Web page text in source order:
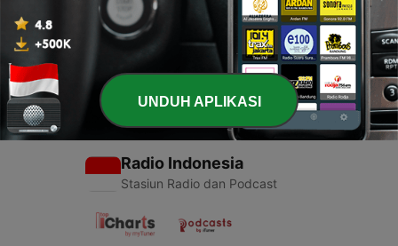
- 愛傳揚 Welcome
18 Apr 2021
Radio Indonesia
Stasiun Radio dan Podcast
UNDUH APLIKASI